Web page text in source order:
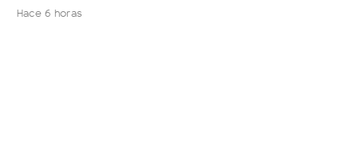
Hace 6 horas